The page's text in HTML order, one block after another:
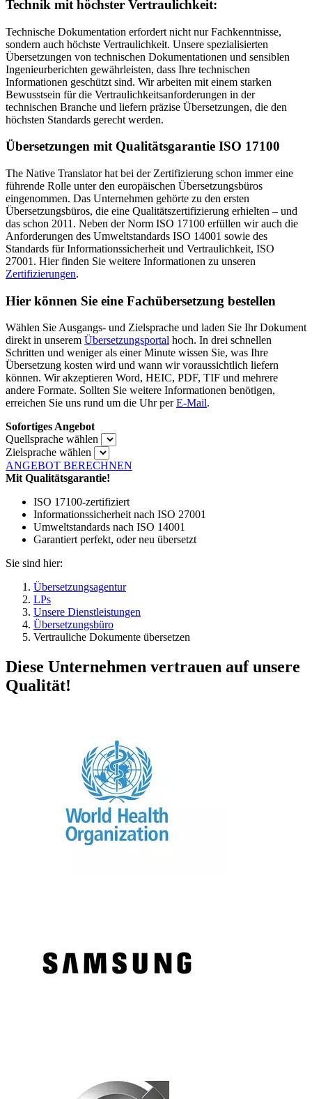
Technik mit höchster Vertraulichkeit:
Technische Dokumentation erfordert nicht nur Fachkenntnisse,
sondern auch höchste Vertraulichkeit. Unsere spezialisierten
Übersetzungen von technischen Dokumentationen und sensiblen
Ingenieurberichten gewährleisten, dass Ihre technischen
Informationen geschützt sind. Wir arbeiten mit einem starken
Bewusstsein für die Vertraulichkeitsanforderungen in der
technischen Branche und liefern präzise Übersetzungen, die den
höchsten Standards gerecht werden.
Übersetzungen mit Qualitätsgarantie ISO 17100
The Native Translator hat bei der Zertifizierung schon immer eine
führende Rolle unter den europäischen Übersetzungsbüros
eingenommen. Das Unternehmen gehörte zu den ersten
Übersetzungsbüros, die eine Qualitätszertifizierung erhielten – und
das schon 2011. Neben der Norm ISO 17100 erfüllen wir auch die
Anforderungen des Umweltstandards ISO 14001 sowie des
Standards für Informationssicherheit und Vertraulichkeit, ISO
27001. Hier finden Sie weitere Informationen zu unseren
Zertifizierungen.
Hier können Sie eine Fachübersetzung bestellen
Wählen Sie Ausgangs- und Zielsprache und laden Sie Ihr Dokument
direkt in unserem Übersetzungsportal hoch. In drei schnellen
Schritten und weniger als einer Minute wissen Sie, was Ihre
Übersetzung kosten wird und wann wir voraussichtlich liefern
können. Wir akzeptieren Word, HEIC, PDF, TIF und mehrere
andere Formate. Sollten Sie weitere Informationen benötigen,
erreichen Sie uns rund um die Uhr perE-Mail.
Sofortiges Angebot
Quellsprache wählen
Zielsprache wählen
ANGEBOT BERECHNEN
Mit Qualitätsgarantie!
ISO 17100-zertifiziert
Informationssicherheit nach ISO 27001
Umweltstandards nach ISO 14001
Garantiert perfekt, oder neu übersetzt
Sie sind hier:
Übersetzungsagentur
LPs
Unsere Dienstleistungen
Übersetzungsbüro
Vertrauliche Dokumente übersetzen
Diese Unternehmen vertrauen auf unsere
Qualität!